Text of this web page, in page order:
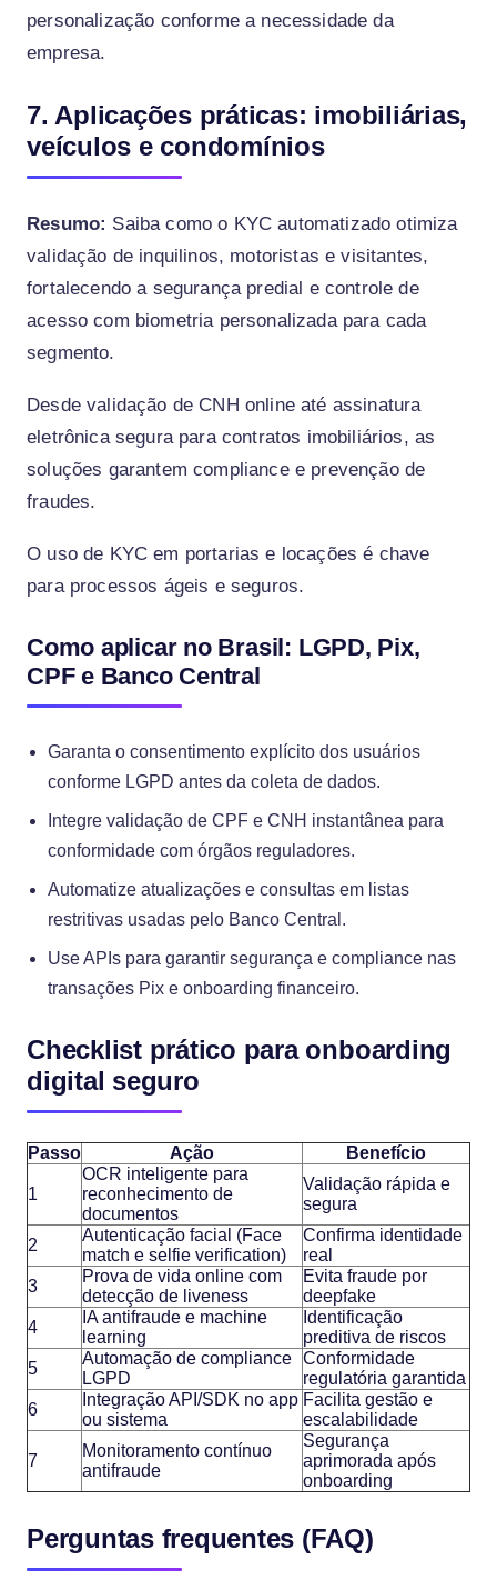
personalização conforme a necessidade da
empresa.
7. Aplicações práticas: imobiliárias,
veículos e condomínios
Resumo: Saiba como o KYC automatizado otimiza
validação de inquilinos, motoristas e visitantes,
fortalecendo a segurança predial e controle de
acesso com biometria personalizada para cada
segmento.
Desde validação de CNH online até assinatura
eletrônica segura para contratos imobiliários, as
soluções garantem compliance e prevenção de
fraudes.
O uso de KYC em portarias e locações é chave
para processos ágeis e seguros.
Como aplicar no Brasil: LGPD, Pix,
CPF e Banco Central
Garanta o consentimento explícito dos usuários
conforme LGPD antes da coleta de dados.
Integre validação de CPF e CNH instantânea para
conformidade com órgãos reguladores.
Automatize atualizações e consultas em listas
restritivas usadas pelo Banco Central.
Use APIs para garantir segurança e compliance nas
transações Pix e onboarding financeiro.
Checklist prático para onboarding
digital seguro
Passo Ação Benefício
1
OCR inteligente para
reconhecimento de
documentos
Validação rápida e
segura
2
Autenticação facial (Face
match e selfie verification)
Confirma identidade
real
3
Prova de vida online com
detecção de liveness
Evita fraude por
deepfake
4
IA antifraude e machine
learning
Identificação
preditiva de riscos
5
Automação de compliance
LGPD
Conformidade
regulatória garantida
6
Integração API/SDK no app
ou sistema
Facilita gestão e
escalabilidade
7
Monitoramento contínuo
antifraude
Segurança
aprimorada após
onboarding
Perguntas frequentes (FAQ)